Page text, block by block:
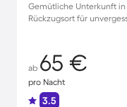
Gemütliche Unterkunft in
Rückzugsort für
ab 65 €
pro Nacht
3.5